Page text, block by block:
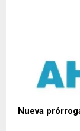
Nueva